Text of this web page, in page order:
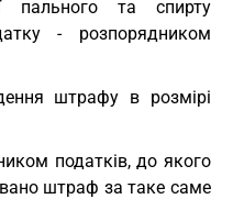
пального та спирту
- розпорядником
штрафу в розмірі
податків, до якого
штраф за таке саме